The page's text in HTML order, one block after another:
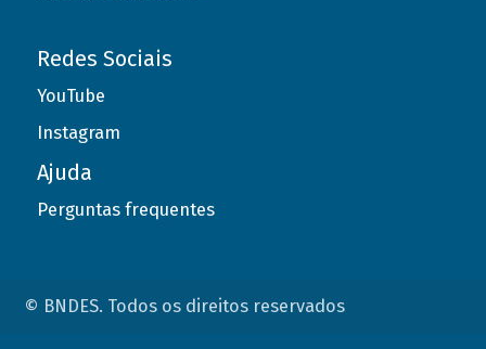
Redes Sociais
YouTube
Instagram
Ajuda
Perguntas frequentes
© BNDES. Todos os direitos reservados